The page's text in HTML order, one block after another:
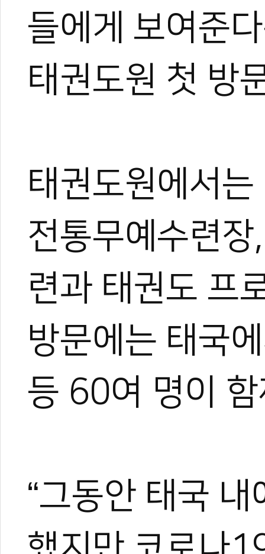
들에게 보여준
태권도원 첫 방
태권도원에서
전통무예수련
련과 태권도 프
방문에는 태국
등 60여 명이
“그동안 태국